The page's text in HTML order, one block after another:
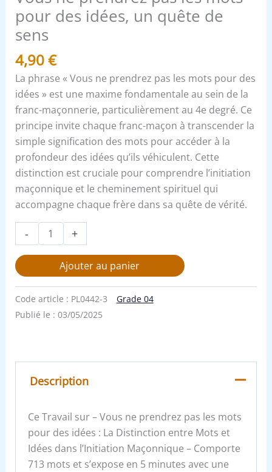
pour des idées, un quête de
sens
4,90€
La phrase « Vous ne prendrez pas les mots pour des
idées » est une maxime fondamentale au sein de la
franc-maçonnerie, particulièrement au 4e degré. Ce
principe invite chaque franc-maçon à transcender la
simple signification des mots pour accéder à la
profondeur des idées qu’ils véhiculent. Cette
distinction est cruciale pour comprendre l’initiation
maçonnique et le cheminement spirituel qui
accompagne chaque frère dans sa quête de vérité.
-
un
quête
de
sens
+
Ajouter au panier
Code article : PL0442-3
Grade 04
Publié le : 03/05/2025
Description
Ce Travail sur – Vous ne prendrez pas les mots
pour des idées : La Distinction entre Mots et
Idées dans l’Initiation Maçonnique – Comporte
713 mots et s’expose en 5 minutes avec une